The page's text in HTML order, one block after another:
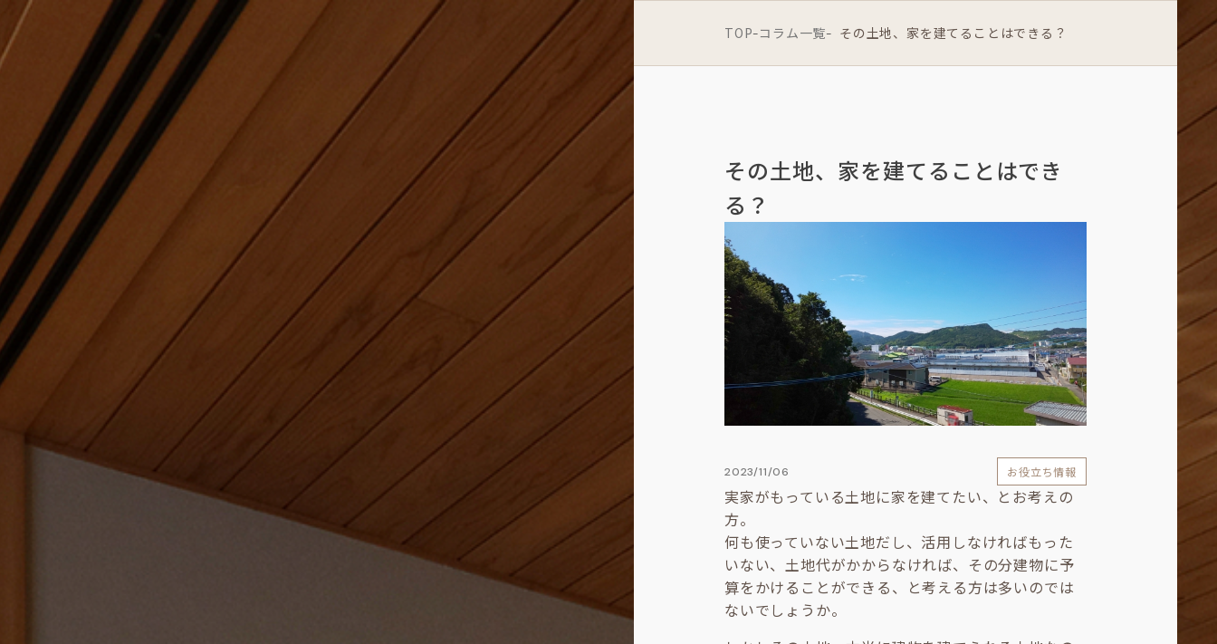
TOP-コラム一覧- その土地、家を建てることはできる？
その土地、家を建てることはでき
る？
2023/11/06 お役立ち情報
実家がもっている土地に家を建てたい、とお考えの
方。
何も使っていない土地だし、活用しなければもった
いない、土地代がかからなければ、その分建物に予
算をかけることができる、と考える方は多いのでは
ないでしょうか。